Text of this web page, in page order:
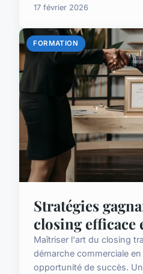
17 février 2026
FORMATION
Stratégies
closing efficace
Maîtriser l'art du closing
démarche commerciale
opportunité de succès.